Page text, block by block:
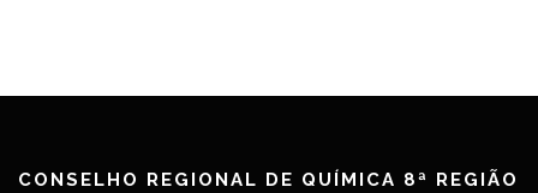
CONSELHO REGIONAL DE QUÍMICA 8ª REGIÃO